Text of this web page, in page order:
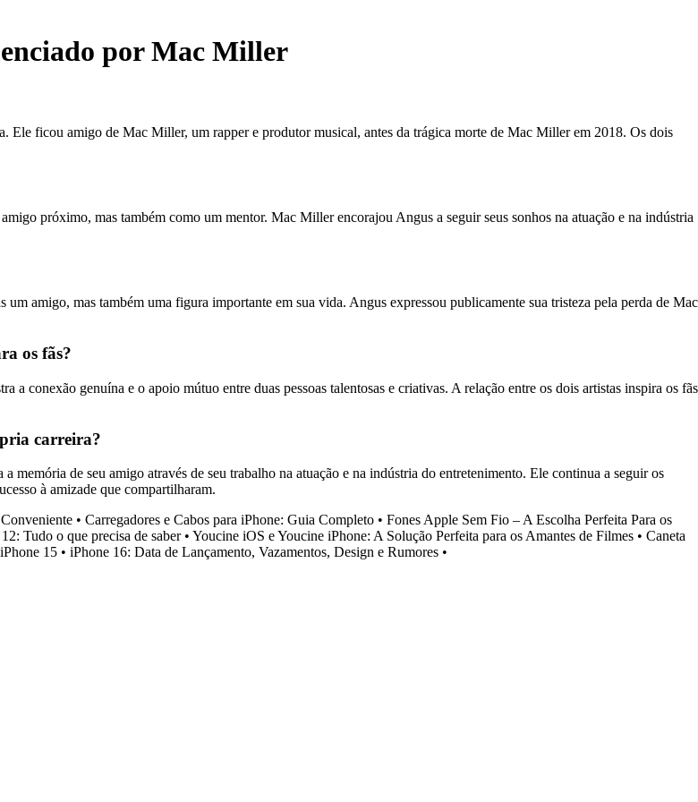
por Mac Miller
ficou amigo de Mac Miller, um rapper e produtor musical, antes da trágica morte de Mac Miller em 2018. Os dois
próximo, mas também como um mentor. Mac Miller encorajou Angus a seguir seus sonhos na atuação e na indústria
amigo, mas também uma figura importante em sua vida. Angus expressou publicamente sua tristeza pela perda de Mac
os fãs?
conexão genuína e o apoio mútuo entre duas pessoas talentosas e criativas. A relação entre os dois artistas inspira os fãs
carreira?
de seu amigo através de seu trabalho na atuação e na indústria do entretenimento. Ele continua a seguir os
à amizade que compartilharam.
• Carregadores e Cabos para iPhone: Guia Completo • Fones Apple Sem Fio – A Escolha Perfeita Para os
Tudo o que precisa de saber• Youcine iOS e Youcine iPhone: A Solução Perfeita para os Amantes de Filmes • Caneta
15 • iPhone 16: Data de Lançamento, Vazamentos, Design e Rumores •